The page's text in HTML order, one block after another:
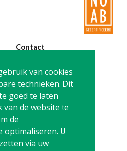
van cookies
technieken. Dit
goed te laten
de website te
de
optimaliseren. U
via uw
Contact
T: 0299-420870
@:
info@avanti-
advisering.nl
BTW: NL861212733B01